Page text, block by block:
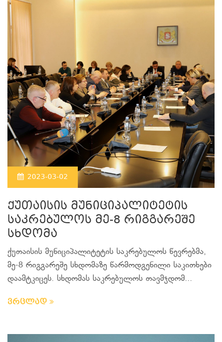
2023-03-02
ქუთაისის მუნიციპალიტეტის
საკრებულოს მე-8 რიგგარეშე
სხდომა
ქუთაისის მუნიციპალიტეტის საკრებულოს წევრებმა,
მე-8 რიგგარეშე სხდომაზე წარმოდგენილი საკითხები
დაამტკიცეს. სხდომას საკრებულოს თავმჯდომ...
ვრცლად